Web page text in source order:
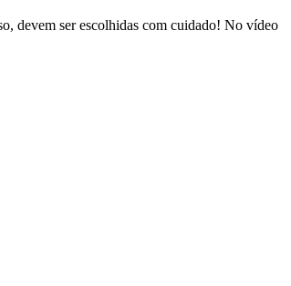
devem ser escolhidas com cuidado! No vídeo